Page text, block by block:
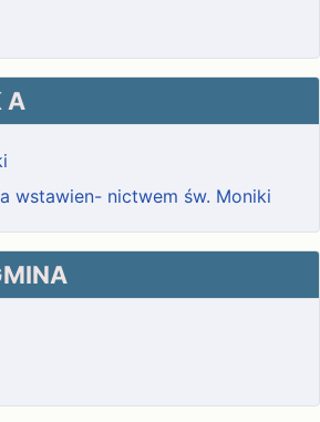
A
wstawien- nictwem św. Moniki